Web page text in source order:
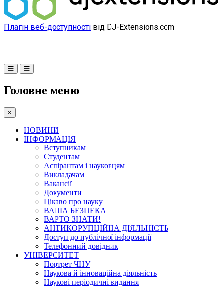
Плагін веб-доступності від DJ-Extensions.com
Головне меню
×
НОВИНИ
ІНФОРМАЦІЯ
Вступникам
Студентам
Аспірантам і науковцям
Викладачам
Вакансії
Документи
Цікаво про науку
ВАША БЕЗПЕКА
ВАРТО ЗНАТИ!
АНТИКОРУПЦІЙНА ДІЯЛЬНІСТЬ
Доступ до публічної інформації
Телефонний довідник
УНІВЕРСИТЕТ
Портрет ЧНУ
Наукова й інноваційна діяльність
Наукові періодичні видання